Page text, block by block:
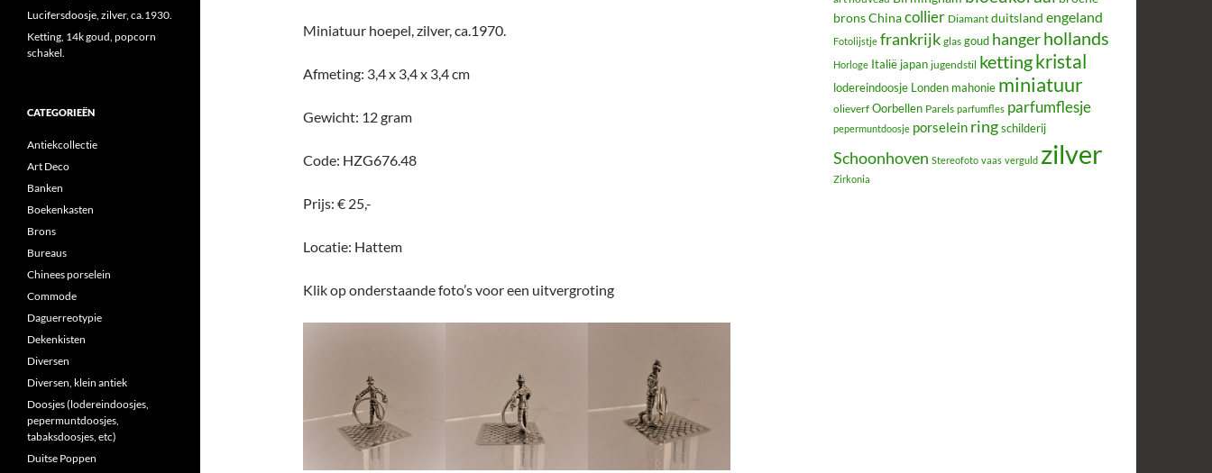
Miniatuur hoepel, zilver, ca.1970.
Afmeting: 3,4 x 3,4 x 3,4 cm
Gewicht: 12 gram
Code: HZG676.48
Prijs: € 25,-
Locatie: Hattem
Klik op onderstaande foto’s voor een uitvergroting
bronsChinacollier Diamant duitsland engeland
Fotolijstje frankrijk glas goud hangerhollands
Horloge Italië japan jugendstil kettingkristal
lodereindoosje Londen mahonie miniatuur
olieverf Oorbellen Parels parfumfles parfumflesje
pepermuntdoosje porselein ringschilderij
Schoonhoven Stereofoto vaas verguld zilver
Zirkonia
Lucifersdoosje, zilver, ca.1930.
Ketting, 14k goud, popcorn
schakel.
CATEGORIEËN
Antiekcollectie
Art Deco
Banken
Boekenkasten
Brons
Bureaus
Chinees porselein
Commode
Daguerreotypie
Dekenkisten
Diversen
Diversen, klein antiek
Doosjes (lodereindoosjes,
pepermuntdoosjes,
tabaksdoosjes, etc)
Duitse Poppen